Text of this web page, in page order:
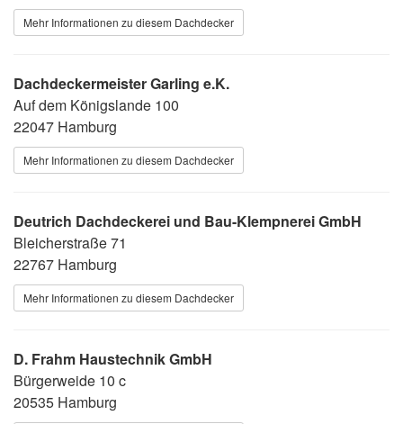
Mehr Informationen zu diesem Dachdecker
Dachdeckermeister Garling e.K.
Auf dem Königslande 100
22047 Hamburg
Mehr Informationen zu diesem Dachdecker
Deutrich Dachdeckerei und Bau-Klempnerei GmbH
Bleicherstraße 71
22767 Hamburg
Mehr Informationen zu diesem Dachdecker
D. Frahm Haustechnik GmbH
Bürgerweide 10 c
20535 Hamburg